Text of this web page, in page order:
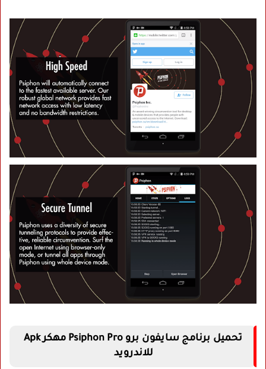
تحميل برنامج سايفون برو Psiphon Pro مهكر Apk
للاندرويد